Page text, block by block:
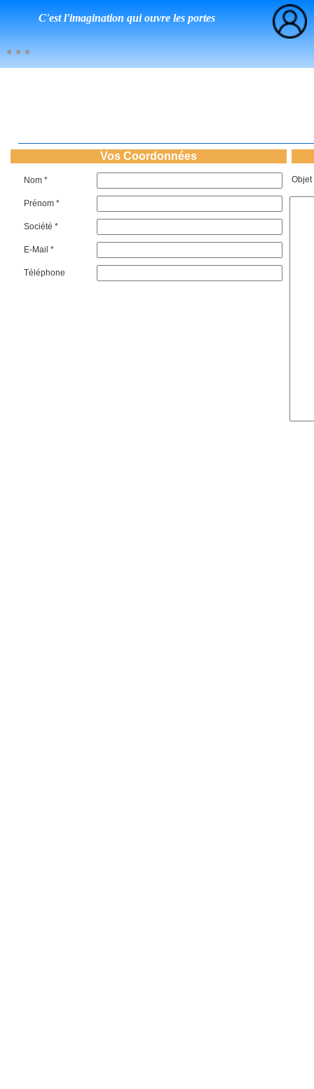
C'est l'imagination qui ouvre les portes
E-Mail *
Téléphone
Société *
Nom *
Prénom *
Objet
Vos Coordonnées